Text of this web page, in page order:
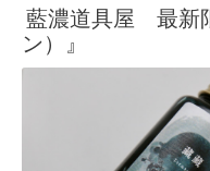
藍濃道具屋 最新
ン）』